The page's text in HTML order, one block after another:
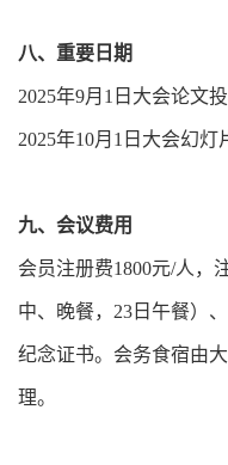
八、重要日期
2025年9月1日大会论文
2025年10月1日大会幻灯
九、会议费用
会员注册费1800元/人，
中、晚餐，23日午餐）
纪念证书。会务食宿由
理。